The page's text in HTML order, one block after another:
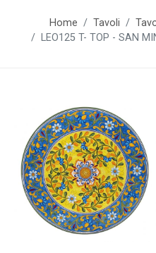
Home Tavoli
LEO125 T- TOP - SAN